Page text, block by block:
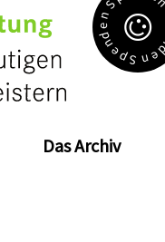
Das Archiv
S
p
e
n
d
e
n
S
e
n